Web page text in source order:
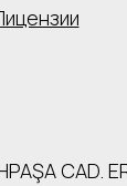
CAD.